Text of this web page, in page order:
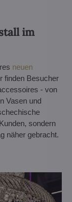
im
neuen
finden Besucher
- von
Vasen und
sondern
näher gebracht.